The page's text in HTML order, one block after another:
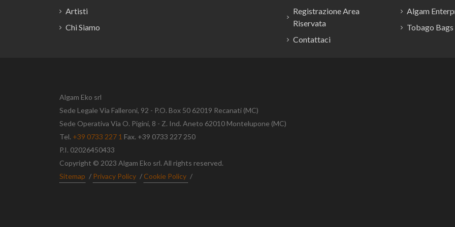
Artisti
Chi Siamo
Registrazione Area
Riservata
Contattaci
Algam
Tobago Bags
Algam Eko srl
Sede Legale Via Falleroni, 92 - P.O. Box 50 62019 Recanati (MC)
Sede Operativa Via O. Pigini, 8 - Z. Ind. Aneto 62010 Montelupone (MC)
Tel. +39 0733 227 1 Fax. +39 0733 227 250
P.I. 02026450433
Copyright © 2023 Algam Eko srl. All rights reserved.
Sitemap / Privacy Policy / Cookie Policy /